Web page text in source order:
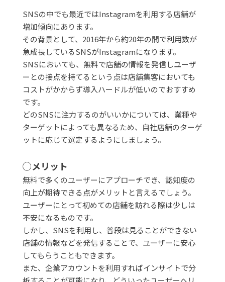
SNSの中でも最近ではInstagramを利用する店舗が
増加傾向にあります。
その背景として、2016年から約20年の間で利用数が
急成長しているSNSがInstagramになります。
SNSにおいても、無料で店舗の情報を発信しユーザ
ーとの接点を持てるという点は店舗集客においても
コストがかからず導入ハードルが低いのでおすすめ
です。
どのSNSに注力するのがいいかについては、業種や
ターゲットによっても異なるため、自社店舗のターゲ
ットに応じて選定するようにしましょう。
◯メリット
無料で多くのユーザーにアプローチでき、認知度の
向上が期待できる点がメリットと言えるでしょう。
ユーザーにとって初めての店舗を訪れる際は少しは
不安になるものです。
しかし、SNSを利用し、普段は見ることができない
店舗の情報などを発信することで、ユーザーに安心
してもらうこともできます。
また、企業アカウントを利用すればインサイトで分